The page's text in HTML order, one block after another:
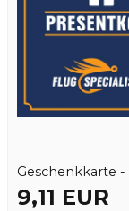
9,11 EUR
Ja, sie